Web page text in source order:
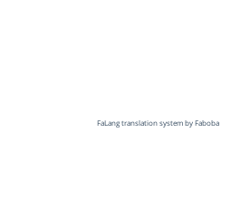
FaLang translation system by Faboba